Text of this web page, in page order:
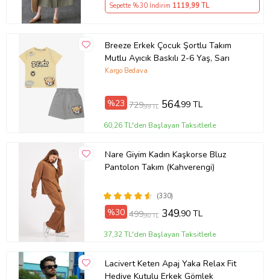
Sepette %30 İndirim 1119,99 TL
Breeze Erkek Çocuk Şortlu Takım
Mutlu Ayıcık Baskılı 2-6 Yaş, Sarı
Kargo Bedava
%23 729,99 TL 564,99 TL
60,26 TL'den Başlayan Taksitlerle
Nare Giyim Kadın Kaşkorse Bluz
Pantolon Takım (Kahverengi)
(330)
%30 499,90 TL 349,90 TL
37,32 TL'den Başlayan Taksitlerle
Lacivert Keten Apaj Yaka Relax Fit
Hediye Kutulu Erkek Gömlek